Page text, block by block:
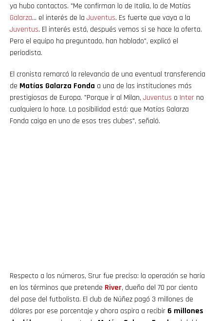
ya hubo contactos. "Me confirman lo de Italia, lo de Matías
Galarza… el interés de la Juventus. Es fuerte que vaya a la
Juventus. El interés está, después vemos si se hace la oferta.
Pero el equipo ha preguntado, han hablado", explicó el
periodista.
El cronista remarcó la relevancia de una eventual transferencia
de Matías Galarza Fonda a una de las instituciones más
prestigiosas de Europa. "Porque ir al Milan, Juventus o Inter no
cualquiera lo hace. La posibilidad está: que Matías Galarza
Fonda caiga en uno de esos tres clubes", señaló.
Respecto a los números, Srur fue preciso: la operación se haría
en los términos que pretende River, dueño del 70 por ciento
del pase del futbolista. El club de Núñez pagó 3 millones de
dólares por ese porcentaje y ahora aspira a recibir 6 millones